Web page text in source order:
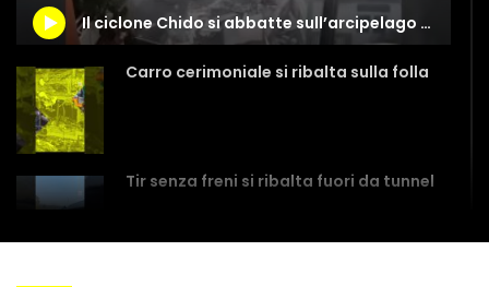
Il ciclone Chido si abbatte sull’arcipelago di Mayotte, vittime e danni ingenti
Carro cerimoniale si ribalta sulla folla
Tir senza freni si ribalta fuori da tunnel